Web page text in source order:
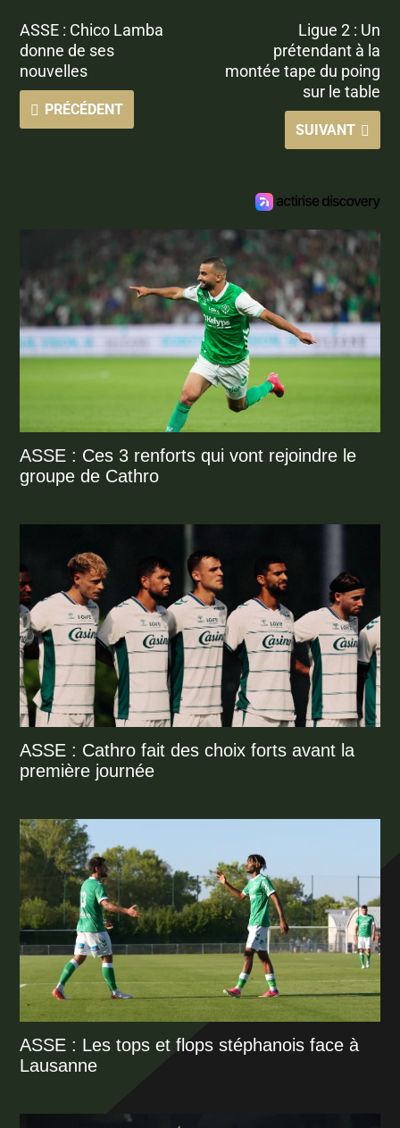
ASSE : Chico Lamba
donne de ses
nouvelles
PRÉCÉDENT
Ligue 2 : Un
prétendant à la
montée tape du poing
sur le table
SUIVANT
ASSE : Ces 3 renforts qui vont rejoindre le
groupe de Cathro
ASSE : Cathro fait des choix forts avant la
première journée
ASSE : Les tops et flops stéphanois face à
Lausanne